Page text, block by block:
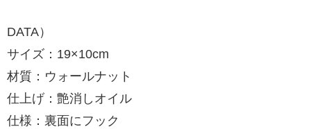
DATA）
サイズ：19×10cm
材質：ウォールナット
仕上げ：艶消しオイル
仕様：裏面にフック